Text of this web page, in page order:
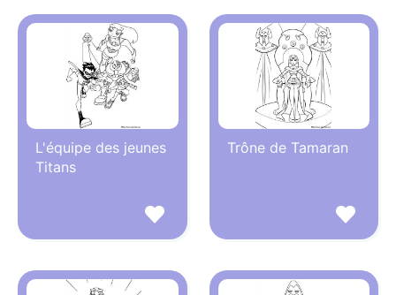
L'équipe des jeunes
Titans
Trône de Tamaran